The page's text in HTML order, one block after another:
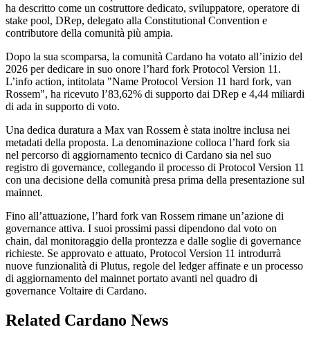
ha descritto come un costruttore dedicato, sviluppatore, operatore di
stake pool, DRep, delegato alla Constitutional Convention e
contributore della comunità più ampia.
Dopo la sua scomparsa, la comunità Cardano ha votato all’inizio del
2026 per dedicare in suo onore l’hard fork Protocol Version 11.
L’info action, intitolata "Name Protocol Version 11 hard fork, van
Rossem", ha ricevuto l’83,62% di supporto dai DRep e 4,44 miliardi
di ada in supporto di voto.
Una dedica duratura a Max van Rossem è stata inoltre inclusa nei
metadati della proposta. La denominazione colloca l’hard fork sia
nel percorso di aggiornamento tecnico di Cardano sia nel suo
registro di governance, collegando il processo di Protocol Version 11
con una decisione della comunità presa prima della presentazione sul
mainnet.
Fino all’attuazione, l’hard fork van Rossem rimane un’azione di
governance attiva. I suoi prossimi passi dipendono dal voto on
chain, dal monitoraggio della prontezza e dalle soglie di governance
richieste. Se approvato e attuato, Protocol Version 11 introdurrà
nuove funzionalità di Plutus, regole del ledger affinate e un processo
di aggiornamento del mainnet portato avanti nel quadro di
governance Voltaire di Cardano.
Related Cardano News